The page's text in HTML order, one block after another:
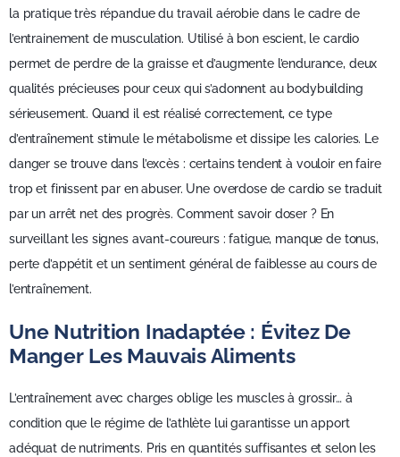
la pratique très répandue du travail aérobie dans le cadre de
l’entrainement de musculation. Utilisé à bon escient, le cardio
permet de perdre de la graisse et d’augmente l’endurance, deux
qualités précieuses pour ceux qui s’adonnent au bodybuilding
sérieusement. Quand il est réalisé correctement, ce type
d’entraînement stimule le métabolisme et dissipe les calories. Le
danger se trouve dans l’excès : certains tendent à vouloir en faire
trop et finissent par en abuser. Une overdose de cardio se traduit
par un arrêt net des progrès. Comment savoir doser ? En
surveillant les signes avant-coureurs : fatigue, manque de tonus,
perte d’appétit et un sentiment général de faiblesse au cours de
l’entraînement.
Une Nutrition Inadaptée : Évitez De
Manger Les Mauvais Aliments
L’entraînement avec charges oblige les muscles à grossir… à
condition que le régime de l’athlète lui garantisse un apport
adéquat de nutriments. Pris en quantités suffisantes et selon les